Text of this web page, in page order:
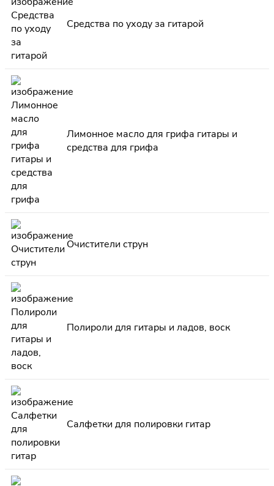
Средства по уходу за гитарой
Лимонное масло для грифа гитары и
средства для грифа
Очистители струн
Полироли для гитары и ладов, воск
Салфетки для полировки гитар